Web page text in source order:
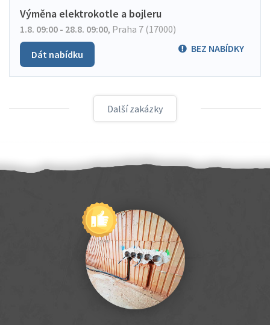
Výměna elektrokotle a bojleru
1.8. 09:00 - 28.8. 09:00, Praha 7 (17000)
BEZ NABÍDKY
Dát nabídku
Další zakázky